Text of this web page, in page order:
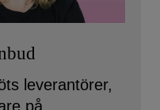
leverantörer,
på